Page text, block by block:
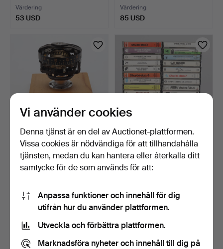
Värdering
53 USD
Värdering
85 USD
GYROSKOP monterad på
platta.
KASSETTBAND 28 stycken
original.
7 dagar
Vi använder cookies
Denna tjänst är en del av Auctionet-plattformen.
Vissa cookies är nödvändiga för att tillhandahålla
tjänsten, medan du kan hantera eller återkalla ditt
samtycke för de som används för att:
Anpassa funktioner och innehåll för dig
utifrån hur du använder plattformen.
Utveckla och förbättra plattformen.
Marknadsföra nyheter och innehåll till dig på